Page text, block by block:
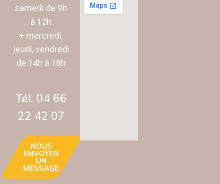
samedi de 9h
à 12h
+ mercredi,
jeudi, vendredi
de 14h à 18h
Tél. 04 66
22 42 07‬
NOUS
ENVOYER
UN
MESSAGE